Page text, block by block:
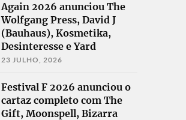
Again 2026 anunciou The
Wolfgang Press, David J
(Bauhaus), Kosmetika,
Desinteresse e Yard
23 JULHO, 2026
Festival F 2026 anunciou o
cartaz completo com The
Gift, Moonspell, Bizarra